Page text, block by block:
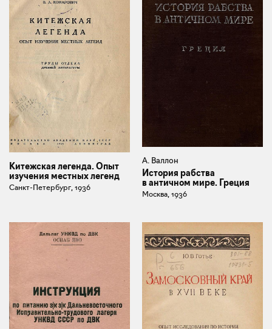
Китежская легенда. Опыт
изучения местных легенд
Санкт-Петербург, 1936
А. Валлон
История рабства
в античном мире. Греция
Москва, 1936